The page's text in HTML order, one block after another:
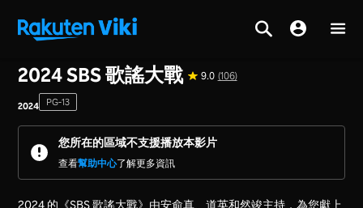
2024 SBS 歌謠大戰 9.0 (106)
2024 PG-13
您所在的區域不支援播放本影片
查看幫助中心了解更多資訊
2024 的《SBS 歌謠大戰》由安俞真、道英和然竣主持，為您獻上